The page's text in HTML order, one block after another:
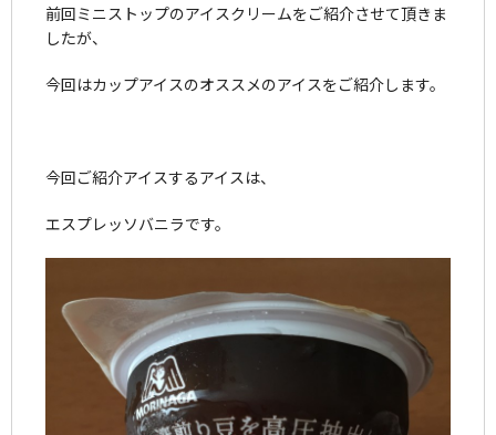
前回ミニストップのアイスクリームをご紹介させて頂きま
したが、
今回はカップアイスのオススメのアイスをご紹介します。
今回ご紹介アイスするアイスは、
エスプレッソバニラです。